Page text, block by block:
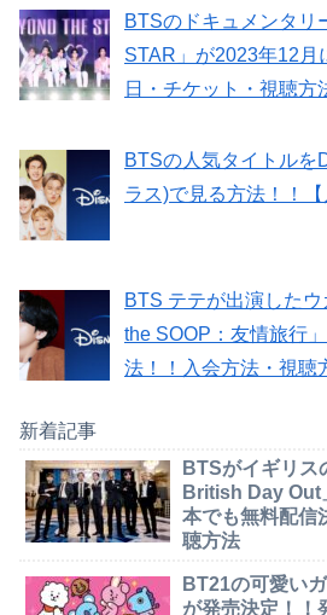
BTSのドキュメンタリ
STAR」が2023年12月
日・チケット・視聴方
BTSの人気タイトルを
ラス)で見る方法！！【
BTS テテが出演した
the SOOP：友情旅行
法！！入会方法・視聴
新着記事
BTSがイギリス
British Day Out
本でも無料配信
聴方法
BT21の可愛い
が発売決定！！